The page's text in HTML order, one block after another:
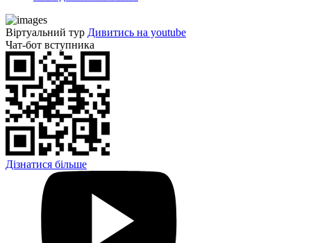
Віртуальний тур Дивитись на youtube
Чат-бот вступника
Дізнатися більше